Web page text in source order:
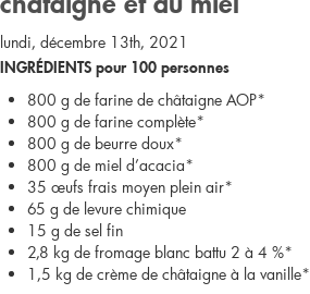
lundi, décembre 13th, 2021
INGRÉDIENTS pour 100 personnes
800 g de farine de châtaigne AOP*
800 g de farine complète*
800 g de beurre doux*
800 g de miel d’acacia*
35 œufs frais moyen plein air*
65 g de levure chimique
15 g de sel fin
2,8 kg de fromage blanc battu 2 à 4 %*
1,5 kg de crème de châtaigne à la vanille*